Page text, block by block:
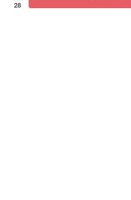
28